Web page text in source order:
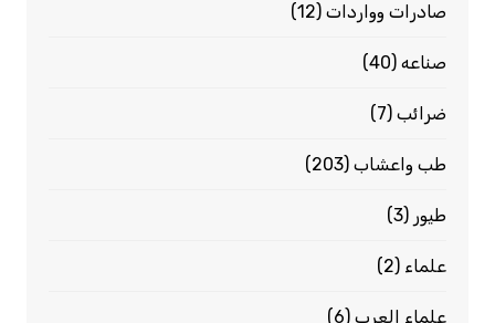
صادرات وواردات(12)
صناعه(40)
ضرائب(7)
طب واعشاب(203)
طيور (3)
علماء (2)
علماء العرب(6)